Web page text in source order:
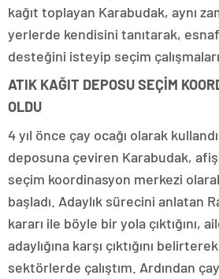
kağıt toplayan Karabudak, aynı
yerlerde kendisini tanıtarak,
desteğini isteyip seçim
ATIK KAĞIT DEPOSU SEÇİM
OLDU
4 yıl önce çay ocağı olarak
deposuna çeviren Karabudak,
seçim koordinasyon merkezi
başladı. Adaylık sürecini anlatan
kararı ile böyle bir yola çıktığını,
adaylığına karşı çıktığını
sektörlerde çalıştım. Ardından çay